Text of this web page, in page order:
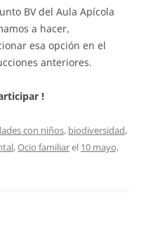
BV del Aula Apícola
a hacer,
esa opción en el
anteriores.
!
con niños, biodiversidad,
,Ocio familiarel 10 mayo,